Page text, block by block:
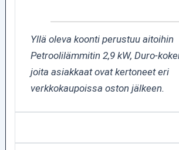
Yllä oleva koonti perustuu aitoihin
Petroolilämmitin 2,9 kW, Duro-
joita asiakkaat ovat kertoneet eri
verkkokaupoissa oston jälkeen.